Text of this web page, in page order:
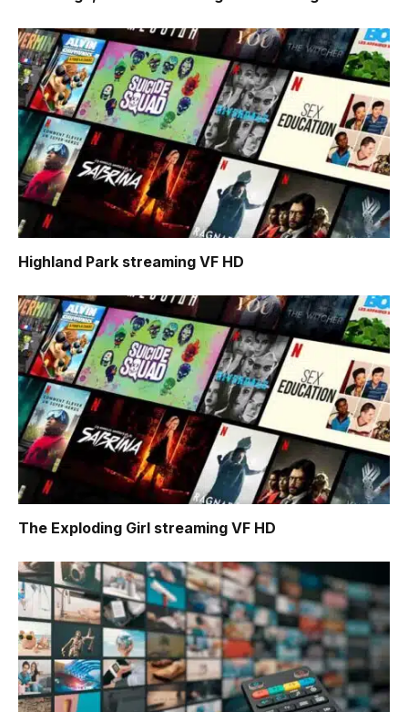
Highland Park streaming VF HD
The Exploding Girl streaming VF HD